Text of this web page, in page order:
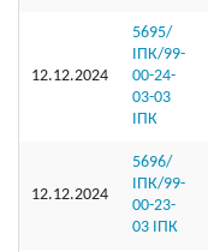
12.12.2024
5695/
ІПК/99-
00-24-
03-03
ІПК
12.12.2024
5696/
ІПК/99-
00-23-
03 ІПК